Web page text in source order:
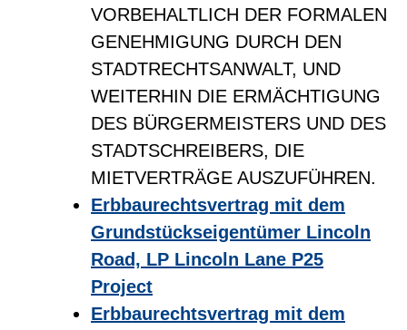
VORBEHALTLICH DER FORMALEN
GENEHMIGUNG DURCH DEN
STADTRECHTSANWALT, UND
WEITERHIN DIE ERMÄCHTIGUNG
DES BÜRGERMEISTERS UND DES
STADTSCHREIBERS, DIE
MIETVERTRÄGE AUSZUFÜHREN.
Erbbaurechtsvertrag mit dem
Grundstückseigentümer Lincoln
Road, LP Lincoln Lane P25
Project
Erbbaurechtsvertrag mit dem